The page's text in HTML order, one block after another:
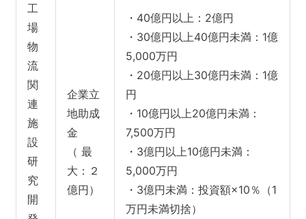
工
場
物
流
関
連
施
設
研
究
開
企業立
地助成
金
（ 最
大：２
億円）
・40億円以上：2億円
・ 30億円以上40億円未満：1億
5,000万円
・ 20億円以上30億円未満：1億
円
・ 10億円以上20億円未満：
7,500万円
・ 3億円以上10億円未満：
5,000万円
・ 3億円未満：投資額×10％（1
万円未満切捨）